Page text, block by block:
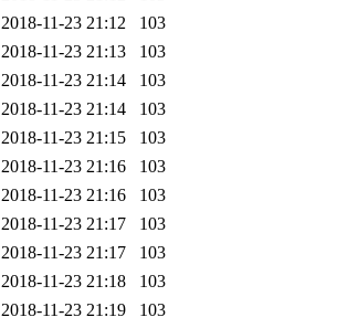
2018-11-23 21:12
103
2018-11-23 21:13
103
2018-11-23 21:14
103
2018-11-23 21:14
103
2018-11-23 21:15
103
2018-11-23 21:16
103
2018-11-23 21:16
103
2018-11-23 21:17
103
2018-11-23 21:17
103
2018-11-23 21:18
103
2018-11-23 21:19
103